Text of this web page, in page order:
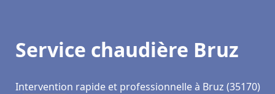
Service chaudière Bruz
Intervention rapide et professionnelle à Bruz (35170)